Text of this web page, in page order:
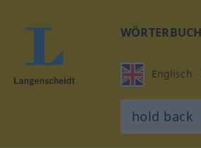
WÖRTERBUCH
Englisch